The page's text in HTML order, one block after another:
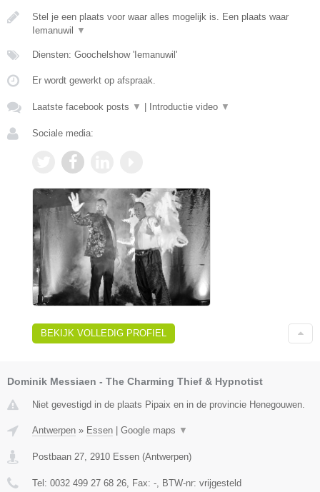
Stel je een plaats voor waar alles mogelijk is. Een plaats waar
Iemanuwil
▼
Diensten: Goochelshow 'Iemanuwil'
Er wordt gewerkt op afspraak.
Laatste facebook posts ▼ Introductie video ▼
Sociale media:
BEKIJK VOLLEDIG PROFIEL
Dominik Messiaen - The Charming Thief & Hypnotist
Niet gevestigd in de plaats Pipaix en in de provincie Henegouwen.
Antwerpen » Essen | Google maps ▼
Postbaan 27 2910 Essen (Antwerpen)
Tel: 0032 499 27 68 26 , Fax: - , BTW-nr: vrijgesteld